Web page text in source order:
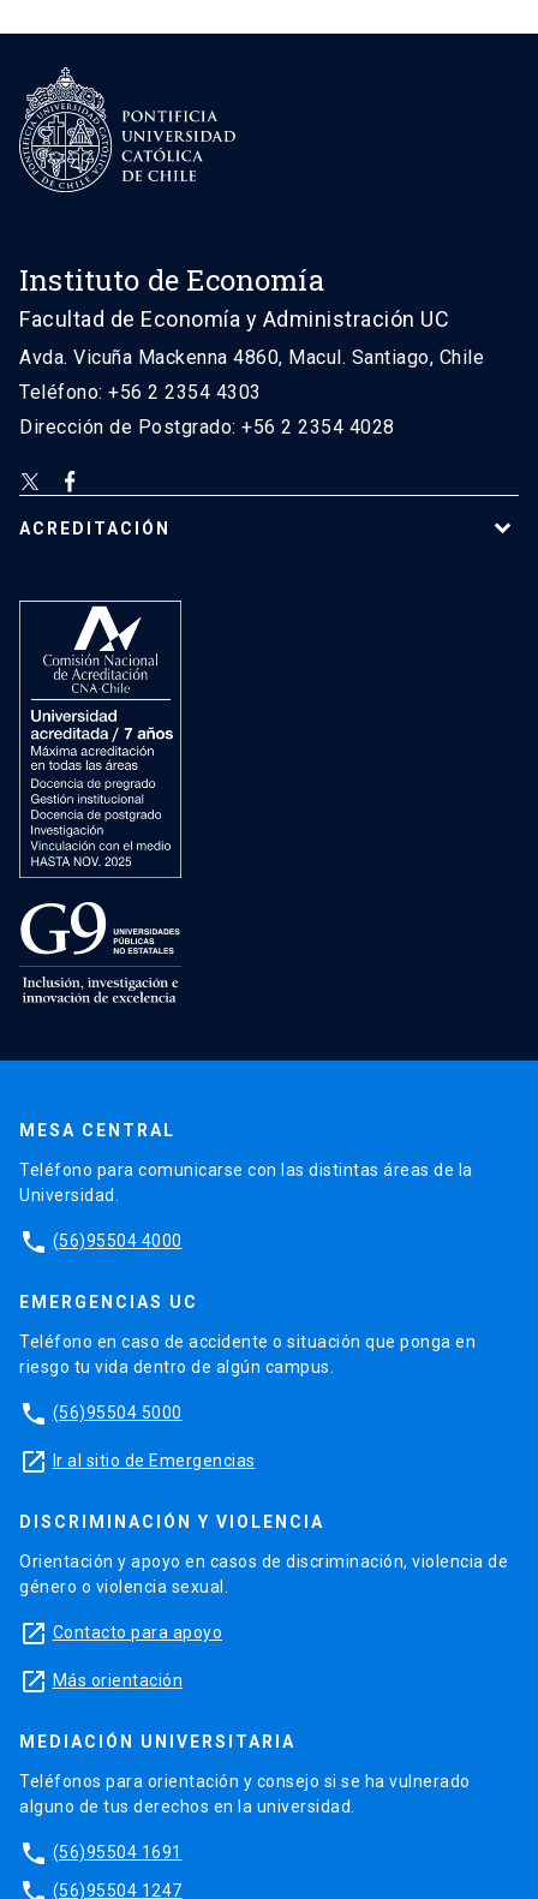
Instituto de Economía
Facultad de Economía y Administración UC
Avda. Vicuña Mackenna 4860, Macul. Santiago, Chile
Teléfono: +56 2 2354 4303
Dirección de Postgrado: +56 2 2354 4028
ACREDITACIÓN
MESA CENTRAL
Teléfono para comunicarse con las distintas áreas de la
Universidad.
phone (56)95504 4000
EMERGENCIAS UC
Teléfono en caso de accidente o situación que ponga en
riesgo tu vida dentro de algún campus.
phone (56)95504 5000
launch Ir al sitio de Emergencias
DISCRIMINACIÓN Y VIOLENCIA
Orientación y apoyo en casos de discriminación, violencia de
género o violencia sexual.
launch Contacto para apoyo
launch Más orientación
MEDIACIÓN UNIVERSITARIA
Teléfonos para orientación y consejo si se ha vulnerado
alguno de tus derechos en la universidad.
phone (56)95504 1691
phone (56)95504 1247